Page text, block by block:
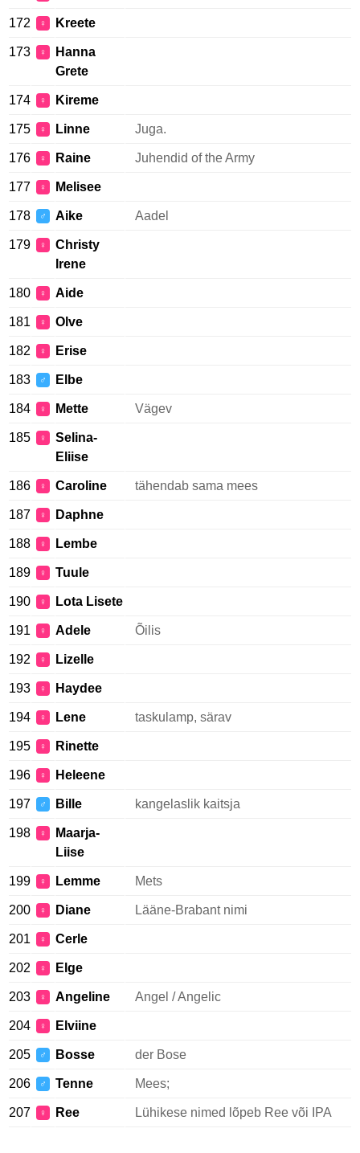
172 ♀ Kreete
173 ♀
Hanna
Grete
174 ♀ Kireme
175 ♀ Linne Juga.
176 ♀ Raine Juhendid of the Army
177 ♀ Melisee
178 ♂ Aike Aadel
179 ♀
Christy
Irene
180 ♀ Aide
181 ♀ Olve
182 ♀ Erise
183 ♂ Elbe
184 ♀ Mette Vägev
185 ♀
Selina-
Eliise
186 ♀ Caroline tähendab sama mees
187 ♀ Daphne
188 ♀ Lembe
189 ♀ Tuule
190 ♀ Lota Lisete
191 ♀ Adele Õilis
192 ♀ Lizelle
193 ♀ Haydee
194 ♀ Lene taskulamp, särav
195 ♀ Rinette
196 ♀ Heleene
197 ♂ Bille kangelaslik kaitsja
198 ♀
Maarja-
Liise
199 ♀ Lemme Mets
200 ♀ Diane Lääne-Brabant nimi
201 ♀ Cerle
202 ♀ Elge
203 ♀ Angeline Angel / Angelic
204 ♀ Elviine
205 ♂ Bosse der Bose
206 ♂ Tenne Mees;
207 ♀ Ree Lühikese nimed lõpeb Ree või IPA